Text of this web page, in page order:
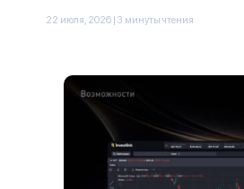
22 июля, 2026 | 3 минуты чтения